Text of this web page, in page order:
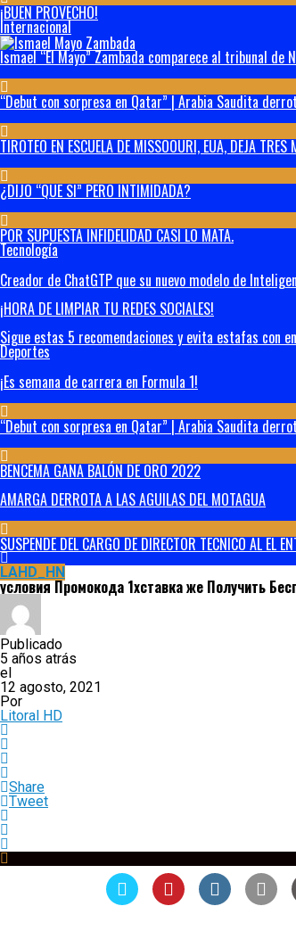
¡BUEN PROVECHO!
Internacional
Ismael “El Mayo” Zambada comparece al tribunal de
“Debut con sorpresa en Qatar” | Arabia Saudita
TIROTEO EN ESCUELA DE MISSOOURI, EUA, DEJA TRES
¿DIJO “QUE SI” PERO INTIMIDADA?
POR SUPUESTA INFIDELIDAD CASI LO MATA.
Tecnología
Creador de ChatGTP que su nuevo modelo de
¡HORA DE LIMPIAR TU REDES SOCIALES!
Sigue estas 5 recomendaciones y evita estafas con
Deportes
¡Es semana de carrera en Formula 1!
“Debut con sorpresa en Qatar” | Arabia Saudita
BENCEMA GANA BALÓN DE ORO 2022
AMARGA DERROTA A LAS AGUILAS DEL MOTAGUA
SUSPENDE DEL CARGO DE DIRECTOR TECNICO AL EL
LAHD_HN
условия Промокода 1хставка же Получить
Publicado
5 años atrás
el
12 agosto, 2021
Por
Litoral HD
Share
Tweet